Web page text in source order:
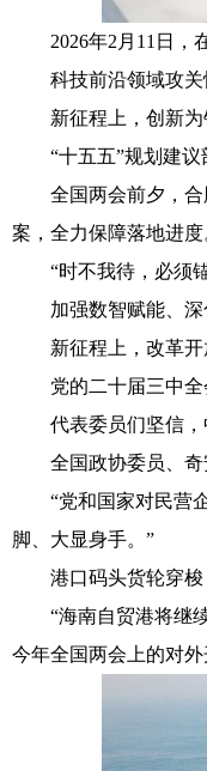
2026年2月11日，在
科技前沿领域攻关
新征程上，创新为
“十五五”规划建议
全国两会前夕，合肥
案，全力保障落地进度
“时不我待，必须锚
加强数智赋能、深
新征程上，改革开
党的二十届三中全会
代表委员们坚信，
全国政协委员、奇安
“党和国家对民营企
脚、大显身手。”
港口码头货轮穿梭
“海南自贸港将继续
今年全国两会上的对外